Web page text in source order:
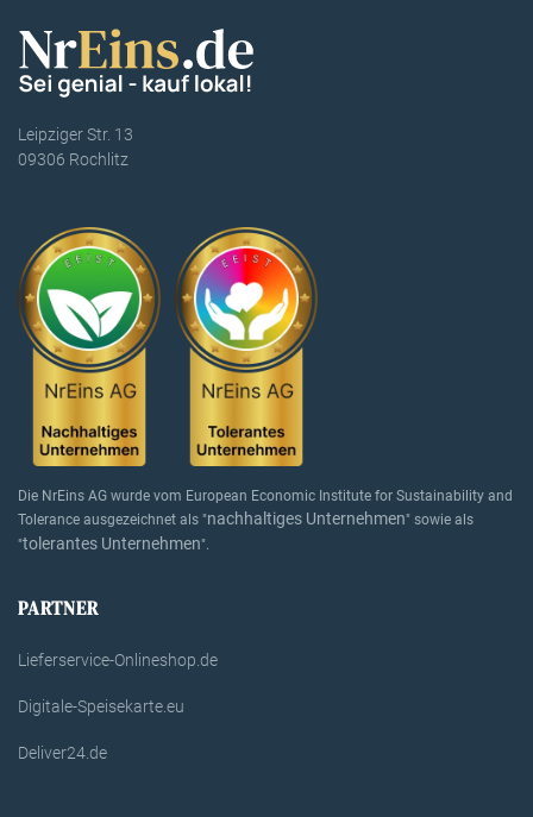
Leipziger Str. 13
09306 Rochlitz
Die NrEins AG wurde vom European Economic Institute for Sustainability and
Tolerance ausgezeichnet als "nachhaltiges Unternehmen" sowie als
"tolerantes Unternehmen".
PARTNER
Lieferservice-Onlineshop.de
Digitale-Speisekarte.eu
Deliver24.de